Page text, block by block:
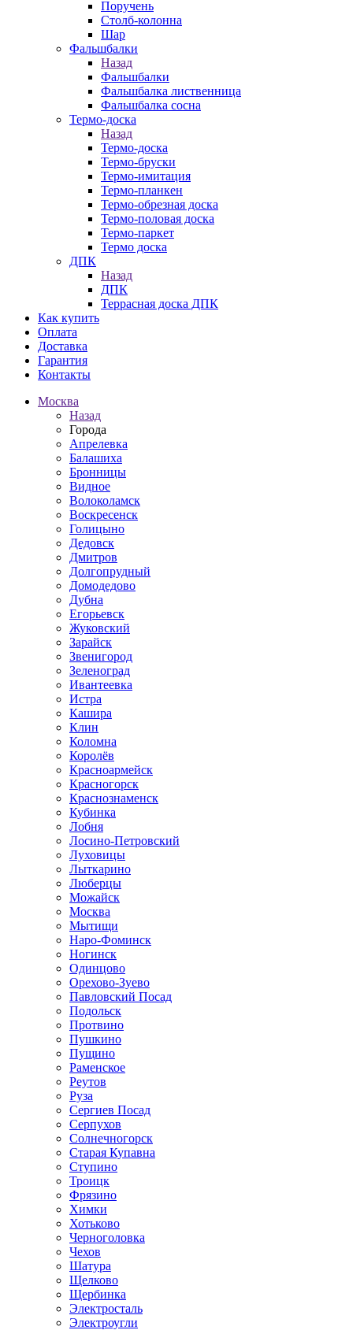
Поручень
Столб-колонна
Шар
Фальшбалки
Назад
Фальшбалки
Фальшбалка лиственница
Фальшбалка сосна
Термо-доска
Назад
Термо-доска
Термо-бруски
Термо-имитация
Термо-планкен
Термо-обрезная доска
Термо-половая доска
Термо-паркет
Термо доска
ДПК
Назад
ДПК
Террасная доска ДПК
Как купить
Оплата
Доставка
Гарантия
Контакты
Москва
Назад
Города
Апрелевка
Балашиха
Бронницы
Видное
Волоколамск
Воскресенск
Голицыно
Дедовск
Дмитров
Долгопрудный
Домодедово
Дубна
Егорьевск
Жуковский
Зарайск
Звенигород
Зеленоград
Ивантеевка
Истра
Кашира
Клин
Коломна
Королёв
Красноармейск
Красногорск
Краснознаменск
Кубинка
Лобня
Лосино-Петровский
Луховицы
Лыткарино
Люберцы
Можайск
Москва
Мытищи
Наро-Фоминск
Ногинск
Одинцово
Орехово-Зуево
Павловский Посад
Подольск
Протвино
Пушкино
Пущино
Раменское
Реутов
Руза
Сергиев Посад
Серпухов
Солнечногорск
Старая Купавна
Ступино
Троицк
Фрязино
Химки
Хотьково
Черноголовка
Чехов
Шатура
Щелково
Щербинка
Электросталь
Электроугли